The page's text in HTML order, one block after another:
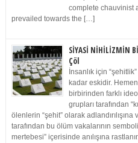
complete chauvinist
prevailed towards the […]
SİYASİ NİHİLİZMİN
Çöl
İnsanlık için
kadar eskidir.
birbirinden farklı
grupları tarafından
ölenlerin “şehit” olarak
tarafından bu ölüm vakalarının
mertebesi” içerisinde anılışına